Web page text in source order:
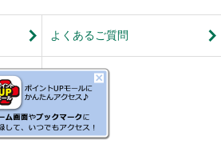
よくあるご質問